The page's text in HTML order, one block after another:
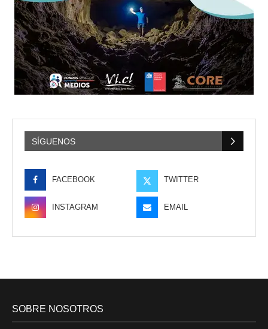
SÍGUENOS
FACEBOOK TWITTER
INSTAGRAM EMAIL
SOBRE NOSOTROS